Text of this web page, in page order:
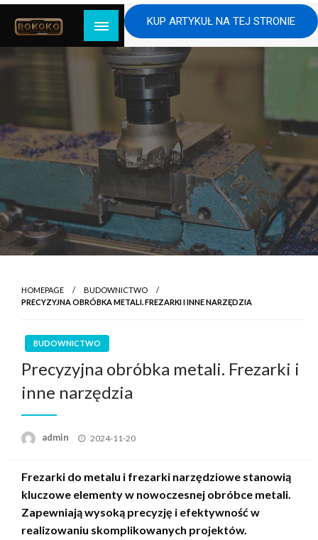
Skip
content
KUP ARTYKUŁ NA TEJ STRONIE
HOMEPAGE
BUDOWNICTWO
PRECYZYJNA OBRÓBKA METALI. FREZARKI I INNE NARZĘDZIA
BUDOWNICTWO
Precyzyjna obróbka metali. Frezarki i
inne narzędzia
admin
Posted
2024-11-20
Frezarki do metalu i frezarki narzędziowe stanowią
kluczowe elementy w nowoczesnej obróbce metali.
Zapewniają wysoką precyzję i efektywność w
realizowaniu skomplikowanych projektów.